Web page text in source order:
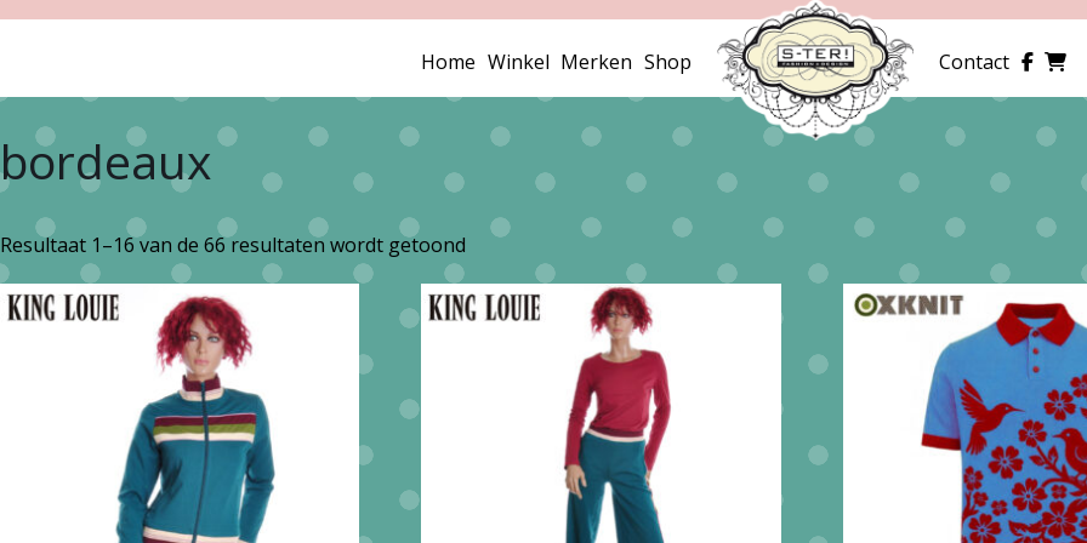
Home Winkel Merken Shop Contact
bordeaux
Resultaat 1–16 van de 66 resultaten wordt getoond Gesorteerd
op
nieuwste